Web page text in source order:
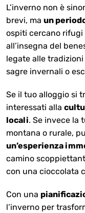
L’inverno non è
brevi, ma un
ospiti cercano rifugi
all’insegna del
legate alle
sagre invernali o
Se il tuo alloggio si
interessati alla
locali. Se invece la
montana o rurale,
un’esperienza
camino
con una cioccolata
Con una
l’inverno per